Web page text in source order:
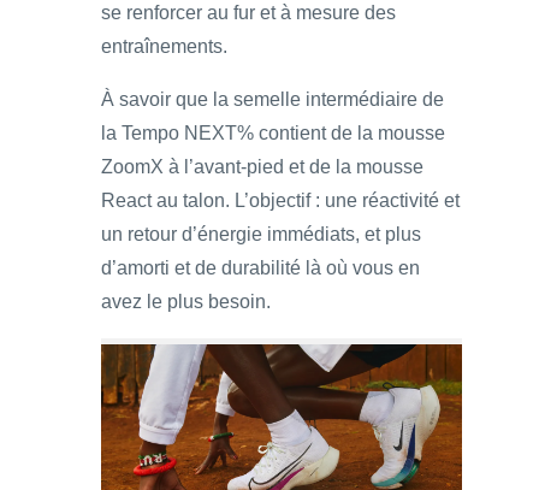
se renforcer au fur et à mesure des
entraînements.
À savoir que la semelle intermédiaire de
la Tempo NEXT% contient de la mousse
ZoomX à l’avant-pied et de la mousse
React au talon. L’objectif : une réactivité et
un retour d’énergie immédiats, et plus
d’amorti et de durabilité là où vous en
avez le plus besoin.